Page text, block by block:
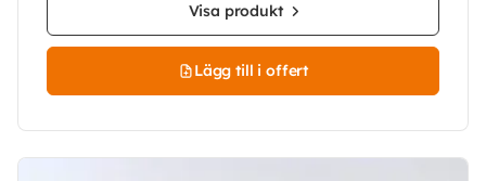
Visa produkt
Lägg till i offert